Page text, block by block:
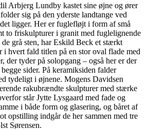
Arbjerg Lundby kastet sine øjne og ører
sig på den yderste landtange ved
ligger. Her er fuglefløjt i form af små
to friskulpturer i granit med fuglelignende
grå sten, har Eskild Beck et stærkt
hvert fald titlen på en stor oval flade med
der tyder på solopgang – også her er der
sider. På keramiksiden falder
tydeligt i øjnene. Mogens Davidsen
rakubrændte skulpturer med stærke
står Jytte Lysgaard med fade og
i både form og glasering, og båret af
opstilling indgår de her sammen med tre
Sørensen.